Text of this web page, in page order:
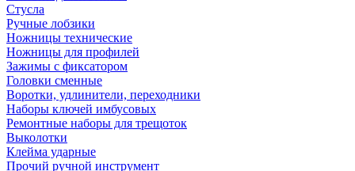
Стусла
Ручные лобзики
Ножницы технические
Ножницы для профилей
Зажимы с фиксатором
Головки сменные
Воротки, удлинители, переходники
Наборы ключей имбусовых
Ремонтные наборы для трещоток
Выколотки
Клейма ударные
Прочий ручной инструмент